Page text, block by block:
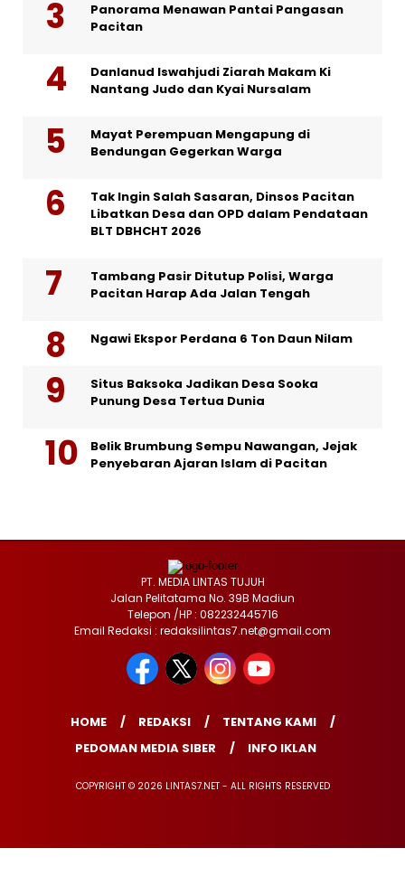
Panorama Menawan Pantai Pangasan
Pacitan
Danlanud Iswahjudi Ziarah Makam Ki
Nantang Judo dan Kyai Nursalam
Mayat Perempuan Mengapung di
Bendungan Gegerkan Warga
Tak Ingin Salah Sasaran, Dinsos Pacitan
Libatkan Desa dan OPD dalam Pendataan
BLT DBHCHT 2026
Tambang Pasir Ditutup Polisi, Warga
Pacitan Harap Ada Jalan Tengah
Ngawi Ekspor Perdana 6 Ton Daun Nilam
Situs Baksoka Jadikan Desa Sooka
Punung Desa Tertua Dunia
Belik Brumbung Sempu Nawangan, Jejak
Penyebaran Ajaran Islam di Pacitan
PT. MEDIA LINTAS TUJUH
Jalan Pelitatama No. 39B Madiun
Telepon /HP : 082232445716
Email Redaksi : redaksilintas7.net@gmail.com
HOME REDAKSI
TENTANG KAMI
PEDOMAN MEDIA SIBER
INFO IKLAN
COPYRIGHT © 2026 LINTAS7.NET - ALL RIGHTS RESERVED